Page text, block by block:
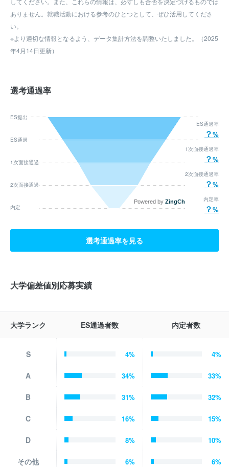
ありません。就職活動における参考のひとつとして、ぜひ活用してくださ
い。
※より適切な情報となるよう、データ集計方法を調整いたしました。（2025
年4月14日更新）
選考通過率
Powered by ZingChart
ES提出
ES通過
1次面接通過
2次面接通過
内定
ES通過率
？
1次面接通過率
？
2次面接通過率
？
内定率
？
選考通過率を見る
大学偏差値別応募実績
大学ランク ES通過者数 内定者数
S 4% 4%
A 34% 33%
B 31% 32%
C 16% 15%
D 8% 10%
その他 6% 6%